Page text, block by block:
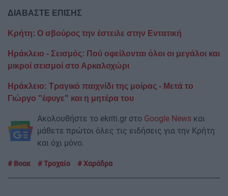
ΔΙΑΒΑΣΤΕ ΕΠΙΣΗΣ
Κρήτη: Ο σβούρος την έστειλε στην Εντατική
Ηράκλειο - Σεισμός: Πού οφείλονται όλοι οι μεγάλοι και
μικροί σεισμοί στο Αρκαλοχώρι
Ηράκλειο: Τραγικό παιχνίδι της μοίρας - Μετά το
Γιώργο "έφυγε" και η μητέρα του
Ακολουθήστε το ekriti.gr στο Google News και
μάθετε πρώτοι όλες τις ειδήσεις για την Κρήτη
και όχι μόνο.
Βοακ Τροχαίο Χαράδρα